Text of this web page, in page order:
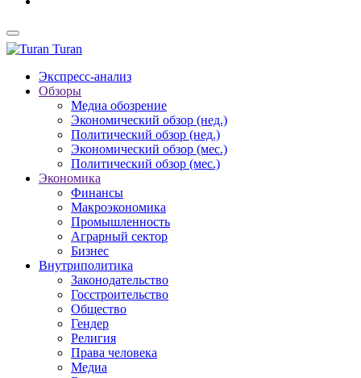
Turan
Экспресс-анализ
Обзоры
Медиа обозрение
Экономический обзор (нед.)
Политический обзор (нед.)
Экономический обзор (мес.)
Политический обзор (мес.)
Экономика
Финансы
Макроэкономика
Промышленность
Аграрный сектор
Бизнес
Внутриполитика
Законодательство
Госстроительство
Общество
Гендер
Религия
Права человека
Медиа